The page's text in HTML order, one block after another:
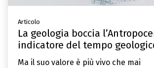
Articolo
La geologia boccia
indicatore del tempo
Ma il suo valore è più vivo che mai